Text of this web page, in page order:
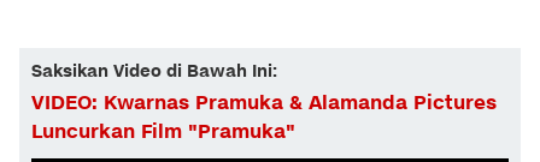
Saksikan Video di Bawah Ini:
VIDEO: Kwarnas Pramuka & Alamanda Pictures
Luncurkan Film "Pramuka"